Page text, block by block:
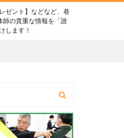
ゼント】などなど、巷
師の貴重な情報を「誰
します！